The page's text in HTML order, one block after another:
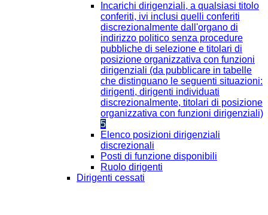
Incarichi dirigenziali, a qualsiasi titolo
conferiti, ivi inclusi quelli conferiti
discrezionalmente dall'organo di
indirizzo politico senza procedure
pubbliche di selezione e titolari di
posizione organizzativa con funzioni
dirigenziali (da pubblicare in tabelle
che distinguano le seguenti situazioni:
dirigenti, dirigenti individuati
discrezionalmente, titolari di posizione
organizzativa con funzioni dirigenziali)
5
Elenco posizioni dirigenziali
discrezionali
Posti di funzione disponibili
Ruolo dirigenti
Dirigenti cessati